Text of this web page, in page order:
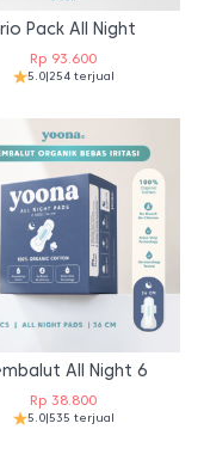
Pack All Night
Rp 93.600
5.0|254 terjual
All Night 6
Rp 38.800
5.0|535 terjual